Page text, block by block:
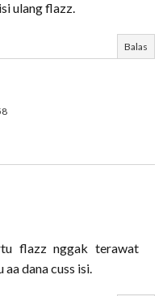
ulang flazz.
Balas
flazz nggak terawat
dana cuss isi.